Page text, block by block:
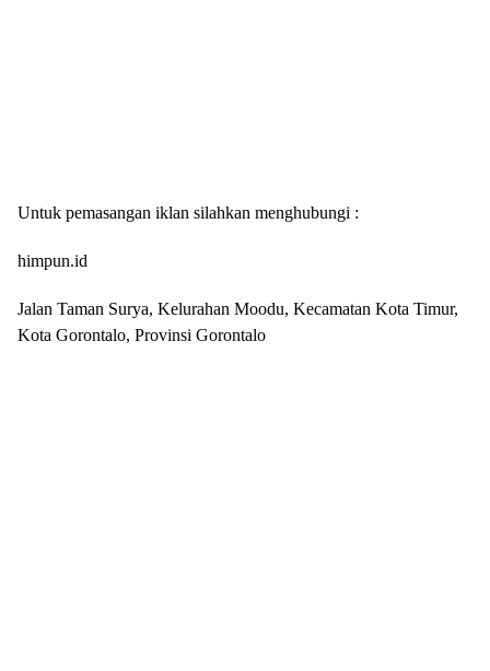
Untuk pemasangan iklan silahkan menghubungi :
himpun.id
Jalan Taman Surya, Kelurahan Moodu, Kecamatan Kota Timur,
Kota Gorontalo, Provinsi Gorontalo